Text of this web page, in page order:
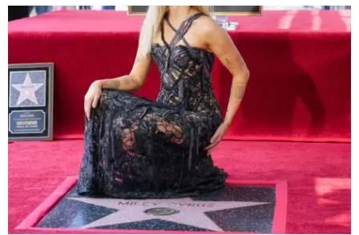
Reconocimiento a su trayectoria